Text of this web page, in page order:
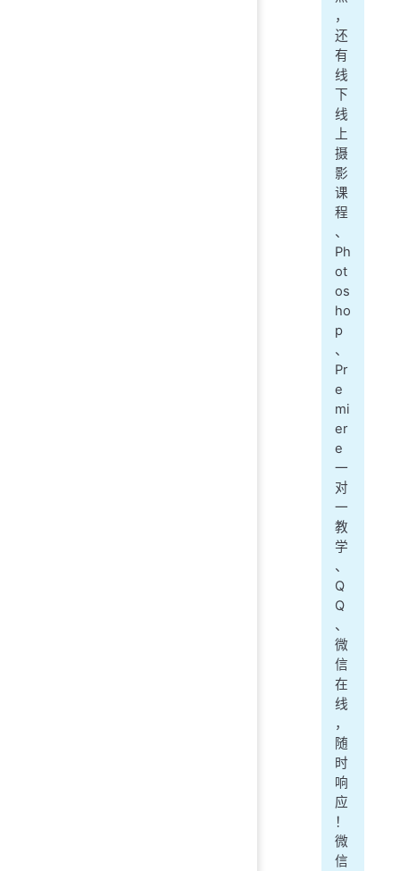
，
还
有
线
下
线
上
摄
影
课
程
、
Ph
ot
os
ho
p
、
Pr
e
mi
er
e
一
对
一
教
学
、
Q
Q
、
微
信
在
线
，
随
时
响
应
！
微
信